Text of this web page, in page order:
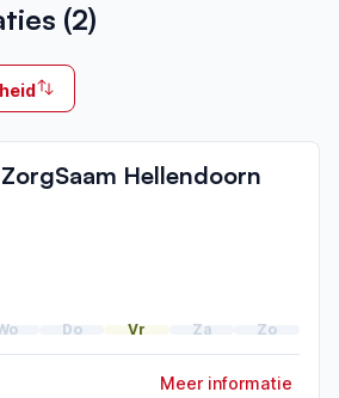
scholingen
2026
2025
2024
(2)
Hellendoorn
Do Vr Za Zo
Meer informatie